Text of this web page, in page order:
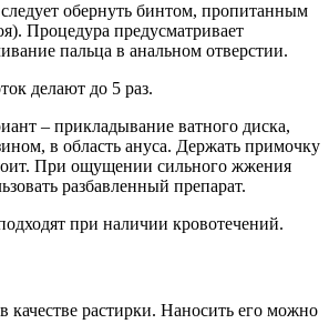
обернуть бинтом, пропитанным
Процедура предусматривает
пальца в анальном отверстии.
делают до 5 раз.
– прикладывание ватного диска,
в область ануса. Держать примочку
При ощущении сильного жжения
разбавленный препарат.
при наличии кровотечений.
качестве растирки. Наносить его можно